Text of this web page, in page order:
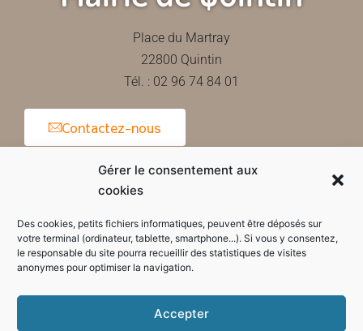
Gérer le consentement aux
cookies
Des cookies, petits fichiers informatiques, peuvent être déposés sur
votre terminal (ordinateur, tablette, smartphone...). Si vous y consentez,
le responsable du site pourra recueillir des statistiques de visites
anonymes pour optimiser la navigation.
Accepter
Place du Martray
22800 Quintin
Tél. : 02 96 74 84 01
Contactez-nous
Horaires d'ouverture de la mairie